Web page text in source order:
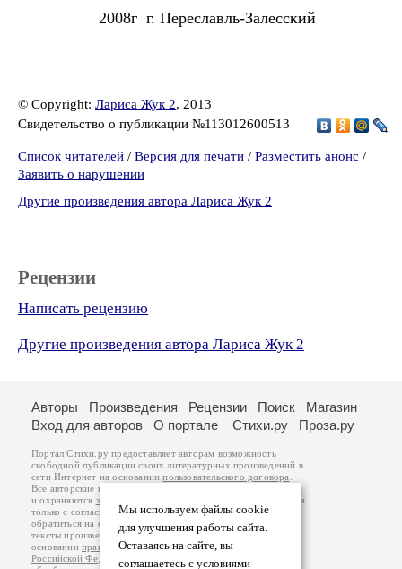
2008г г. Переславль-Залесский
© Copyright: Лариса Жук 2, 2013
Свидетельство о публикации №113012600513
Список читателей / Версия для печати / Разместить анонс /
Заявить о нарушении
Другие произведения автора Лариса Жук 2
Рецензии
Написать рецензию
Другие произведения автора Лариса Жук 2
Мы используем файлы cookie
для улучшения работы сайта.
Оставаясь на сайте, вы
соглашаетесь с условиями
Авторы Произведения Рецензии Поиск
Магазин
Вход для авторов
О портале Стихи.ру Проза.ру
Портал Стихи.ру предоставляет авторам возможность
свободной публикации своих литературных произведений в
сети Интернет на основаниипользовательского договора
Все авторские права на произведения принадлежат авторам
и охраняются законом
. Перепечатка произведений возможна
только с согласия его автора, к которому вы можете
обратиться на его авторской странице. Ответственность за
тексты произведений авторы несут самостоятельно на
основанииправил публикацииизаконодательства
Российской Федерации